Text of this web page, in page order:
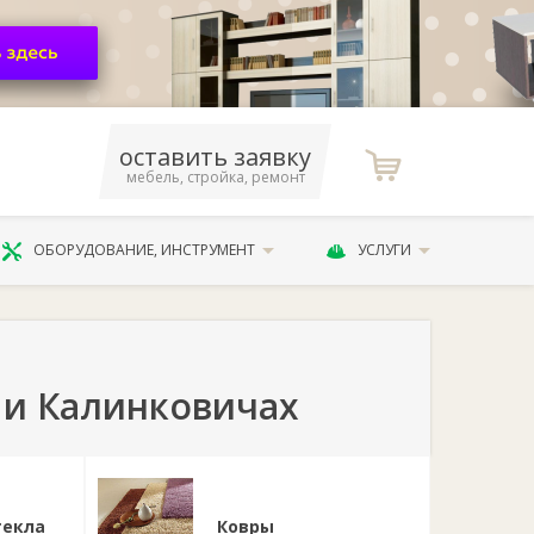
оставить заявку
мебель, стройка, ремонт
ОБОРУДОВАНИЕ, ИНСТРУМЕНТ УСЛУГИ
Калинковичах
Ковры